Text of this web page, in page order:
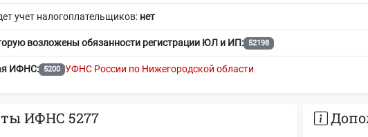
учет налогоплательщиков: нет
возложены обязанности регистрации ЮЛ и ИП: 52198
ИФНС: 5200 УФНС России по Нижегородской области
ИФНС 5277